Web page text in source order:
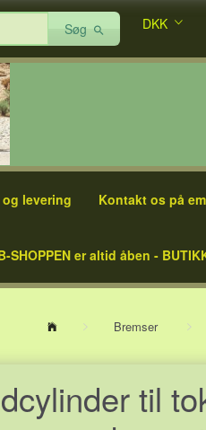
Søg DKK
og levering Kontakt os på
SHOPPEN er altid åben -
Bremser
til